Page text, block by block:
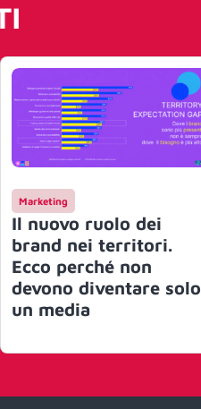
Marketing
Il nuovo ruolo dei
brand nei territori.
Ecco perché non
devono diventare solo
un media